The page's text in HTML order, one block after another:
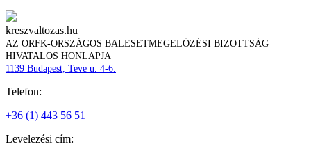
kreszvaltozas.hu
AZ ORFK-ORSZÁGOS BALESETMEGELŐZÉSI BIZOTTSÁG
HIVATALOS HONLAPJA
1139 Budapest, Teve u. 4-6.
Telefon:
+36 (1) 443 56 51
Levelezési cím: